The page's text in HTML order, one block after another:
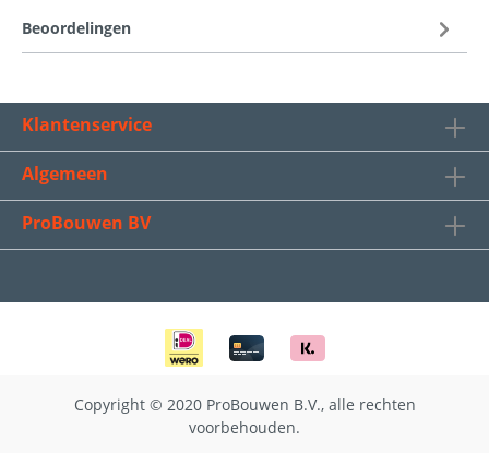
Beoordelingen
Klantenservice
Algemeen
ProBouwen BV
Copyright © 2020 ProBouwen B.V., alle rechten
voorbehouden.